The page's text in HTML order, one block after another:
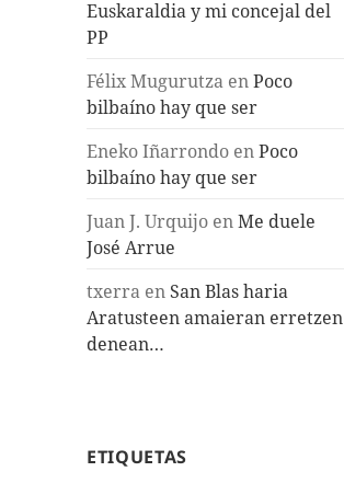
Euskaraldia y mi concejal del
PP
Félix Mugurutza enPoco
bilbaíno hay que ser
Eneko Iñarrondo enPoco
bilbaíno hay que ser
Juan J. Urquijo enMe duele
José Arrue
txerra en San Blas haria
Aratusteen amaieran erretzen
denean…
ETIQUETAS